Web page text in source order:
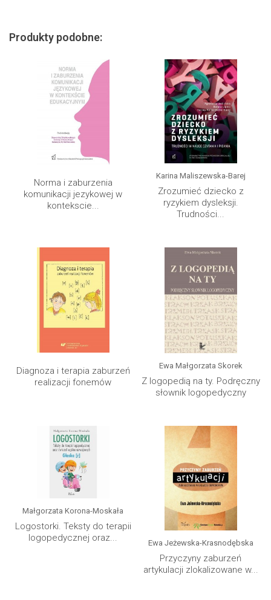
Produkty podobne:
Norma i zaburzenia
komunikacji jezykowej w
kontekscie...
Karina Maliszewska-Barej
Zrozumieć dziecko z
ryzykiem dysleksji.
Trudności...
Diagnoza i terapia zaburzeń
realizacji fonemów
Ewa Małgorzata Skorek
Z logopedią na ty. Podręczny
słownik logopedyczny
Małgorzata Korona-Moskała
Logostorki. Teksty do terapii
logopedycznej oraz...
Ewa Jeżewska-Krasnodębska
Przyczyny zaburzeń
artykulacji zlokalizowane w...